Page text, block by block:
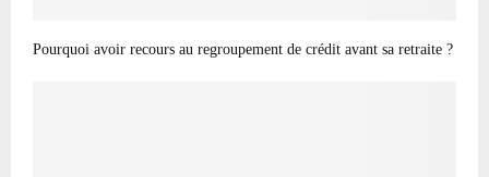
Pourquoi avoir recours au regroupement de crédit avant sa retraite ?